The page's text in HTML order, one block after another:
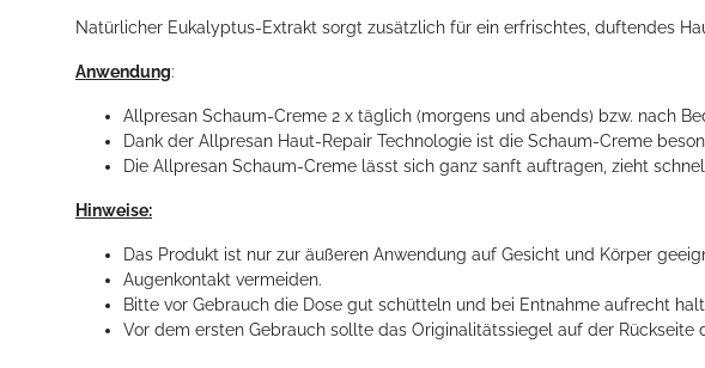
Natürlicher Eukalyptus-Extrakt sorgt zusätzlich für ein erfrischtes, duftendes
Anwendung:
Allpresan Schaum-Creme 2 x täglich (morgens und abends) bzw. nach
Dank der Allpresan Haut-Repair Technologie ist die Schaum-Creme
Die Allpresan Schaum-Creme lässt sich ganz sanft auftragen, zieht
Hinweise:
Das Produkt ist nur zur äußeren Anwendung auf Gesicht und Körper
Augenkontakt vermeiden.
Bitte vor Gebrauch die Dose gut schütteln und bei Entnahme aufrecht
Vor dem ersten Gebrauch sollte das Originalitätssiegel auf der Rückseite